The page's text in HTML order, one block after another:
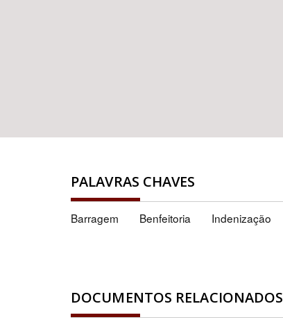
PALAVRAS CHAVES
Barragem Benfeitoria Indenização
DOCUMENTOS RELACIONADOS